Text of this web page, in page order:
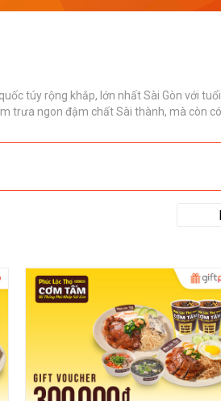
túy rộng khắp, lớn nhất Sài Gòn với
trưa ngon đậm chất Sài thành, mà còn